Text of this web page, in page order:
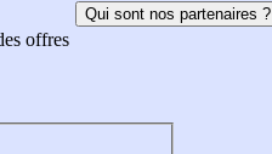
offres
Qui sont nos partenaires ?